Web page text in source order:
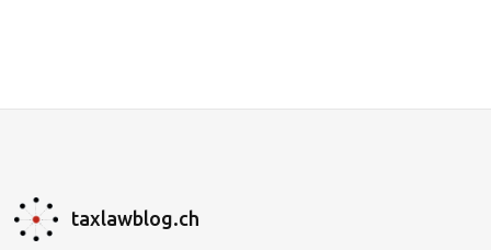
taxlawblog.ch